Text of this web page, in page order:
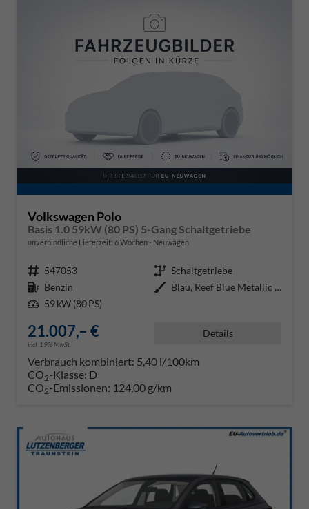
Volkswagen Polo
Basis 1.0 59kW (80 PS) 5-Gang Schaltgetriebe
unverbindliche Lieferzeit: 6 Wochen Neuwagen
Fahrzeugnr. 547053 Getriebe Schaltgetriebe
Kraftstoff Benzin Außenfarbe
Blau, Reef Blue Metallic (0A)
Leistung 59 kW (80 PS)
21.007,– €
incl. 19% MwSt.
Details
Verbrauch kombiniert: 5,40 l/100km
CO2-Klasse: D
CO2-Emissionen: 124,00 g/km